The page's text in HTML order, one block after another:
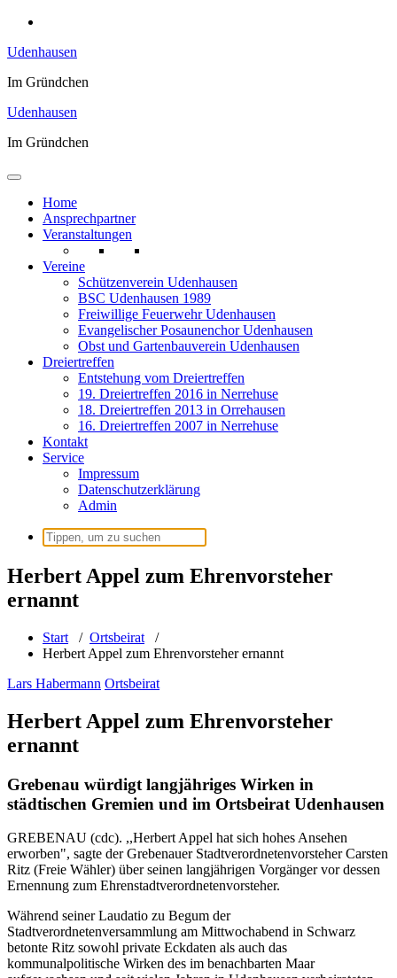
Zum
springen
Udenhausen
Im Gründchen
Udenhausen
Im Gründchen
Home
Ansprechpartner
Veranstaltungen
Vereine
Schützenverein Udenhausen
BSC Udenhausen 1989
Freiwillige Feuerwehr Udenhausen
Evangelischer Posaunenchor Udenhausen
Obst und Gartenbauverein Udenhausen
Dreiertreffen
Entstehung vom Dreiertreffen
19. Dreiertreffen 2016 in Nerrehuse
18. Dreiertreffen 2013 in Orrehausen
16. Dreiertreffen 2007 in Nerrehuse
Kontakt
Service
Impressum
Datenschutzerklärung
Admin
Suchen
nach:
Herbert Appel zum Ehrenvorsteher
ernannt
Start / Ortsbeirat /
Herbert Appel zum Ehrenvorsteher ernannt
Lars Habermann Ortsbeirat
Herbert Appel zum Ehrenvorsteher
ernannt
Grebenau würdigt langjähriges Wirken in
städtischen Gremien und im Ortsbeirat Udenhausen
GREBENAU (cdc). ,,Herbert Appel hat sich hohes Ansehen
erworben", sagte der Grebenauer Stadtverordnetenvorsteher Carsten
Ritz (Freie Wähler) über seinen langjährigen Vorgänger vor dessen
Ernennung zum Ehrenstadtverordnetenvorsteher.
Während seiner Laudatio zu Begum der
Stadtverordnetenversammlung am Mittwochabend in Schwarz
betonte Ritz sowohl private Eckdaten als auch das
kommunalpolitische Wirken des im benachbarten Maar